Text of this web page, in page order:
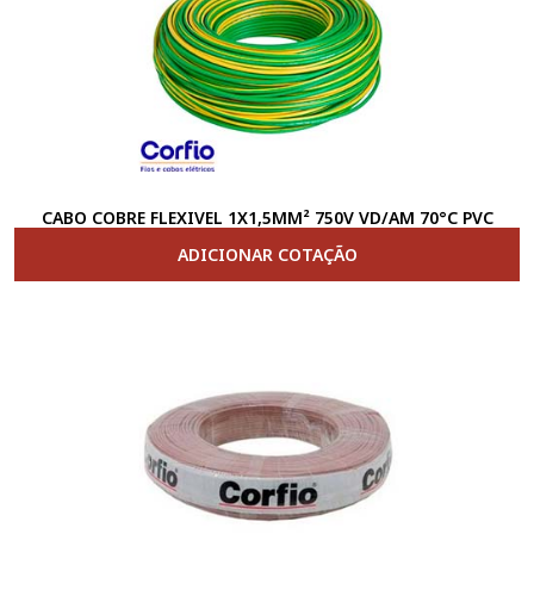
CABO COBRE FLEXIVEL 1X1,5MM² 750V VD/AM 70°C PVC
ADICIONAR COTAÇÃO